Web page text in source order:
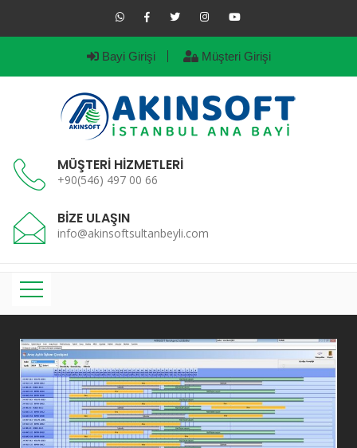
Bayi Girişi Müşteri Girişi
MÜŞTERİ HİZMETLERİ
+90(546) 497 00 66
BİZE ULAŞIN
info@akinsoftsultanbeyli.com